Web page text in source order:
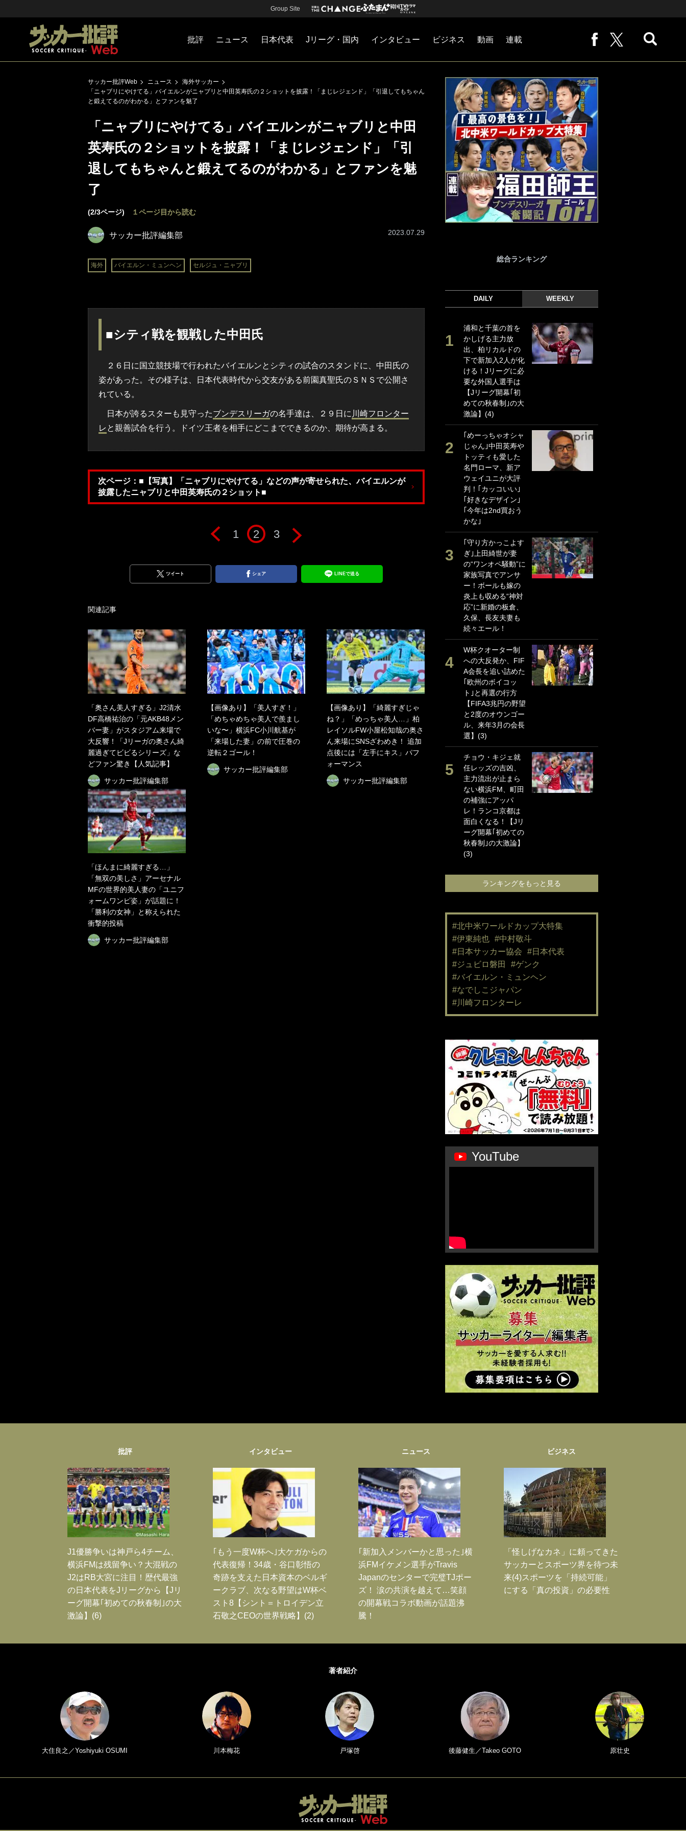
Group Site
批評 ニュース 日本代表 Jリーグ・国内 インタビュー ビジネス 動画 連載
サッカー批評Web ニュース
海外サッカー
「ニャブリにやけてる」バイエルンがニャブリと中田英寿氏の２ショットを披露！「まじレジェンド」「引退してもちゃん
と鍛えてるのがわかる」とファンを魅了
「ニャブリにやけてる」バイエルンがニャブリと中田
英寿氏の２ショットを披露！「まじレジェンド」「引
退してもちゃんと鍛えてるのがわかる」とファンを魅
了
(2/3ページ) １ページ目から読む
サッカー批評編集部
海外 バイエルン・ミュンヘン セルジュ・ニャブリ
2023.07.29
■シティ戦を観戦した中田氏
２６日に国立競技場で行われたバイエルンとシティの試合のスタンドに、中田氏の
姿があった。その様子は、日本代表時代から交友がある前園真聖氏のＳＮＳで公開さ
れている。
日本が誇るスターも見守ったブンデスリーガの名手達は、２９日に 川崎フロンター
レ と親善試合を行う。ドイツ王者を相手にどこまでできるのか、期待が高まる。
次ページ：■【写真】「ニャブリにやけてる」などの声が寄せられた、バイエルンが
披露したニャブリと中田英寿氏の２ショット■
1 2 3
ツイート シェア LINEで送る
関連記事
「奥さん美人すぎる」J2清水
DF高橋祐治の「元AKB48メン
バー妻」がスタジアム来場で
大反響！「Jリーガの奥さん綺
麗過ぎてビビるシリーズ」な
どファン驚き【人気記事】
サッカー批評編集部
【画像あり】「美人すぎ！」
「めちゃめちゃ美人で羨まし
いな〜」横浜FC小川航基が
「来場した妻」の前で圧巻の
逆転２ゴール！
サッカー批評編集部
【画像あり】「綺麗すぎじゃ
ね？」「めっちゃ美人…」柏
レイソルFW小屋松知哉の奥さ
ん来場にSNSざわめき！ 追加
点後には「左手にキス」パフ
ォーマンス
サッカー批評編集部
「ほんまに綺麗すぎる…」
「無双の美しさ」アーセナル
MFの世界的美人妻の「ユニフ
ォームワンピ姿」が話題に！
「勝利の女神」と称えられた
衝撃的投稿
サッカー批評編集部
総合ランキング
DAILY WEEKLY
浦和と千葉の首を
かしげる主力放
出、柏リカルドの
下で新加入2人が化
ける！Jリーグに必
要な外国人選手は
【Jリーグ開幕｢初
めての秋春制｣の大
激論】(4)
｢めーっちゃオシャ
じゃん｣中田英寿や
トッティも愛した
名門ローマ、新ア
ウェイユニが大評
判！｢カッコいい｣
｢好きなデザイン｣
｢今年は2nd買おう
かな｣
｢守り方かっこよす
ぎ｣上田綺世が妻
の“ワンオペ騒動”に
家族写真でアンサ
ー！ボールも嫁の
炎上も収める“神対
応”に新婚の板倉、
久保、長友夫妻も
続々エール！
W杯クオーター制
への大反発か、FIF
A会長を追い詰めた
｢欧州のボイコッ
ト｣と再選の行方
【FIFA3兆円の野望
と2度のオウンゴー
ル、来年3月の会長
選】(3)
チョウ・キジェ就
任レッズの吉凶、
主力流出が止まら
ない横浜FM、町田
の補強にアッパ
レ！ランコ京都は
面白くなる！【Jリ
ーグ開幕｢初めての
秋春制｣の大激論】
(3)
ランキングをもっと見る
#北中米ワールドカップ大特集
#伊東純也 #中村敬斗
#日本サッカー協会
#日本代表
#ジュビロ磐田
#ゲンク
#バイエルン・ミュンヘン
#なでしこジャパン
#川崎フロンターレ
YouTube
批評
J1優勝争いは神戸ら4チーム、
横浜FMは残留争い？大混戦の
J2はRB大宮に注目！歴代最強
の日本代表をJリーグから【Jリ
ーグ開幕｢初めての秋春制｣の大
激論】(6)
インタビュー
｢もう一度W杯へ｣大ケガからの
代表復帰！34歳・谷口彰悟の
奇跡を支えた日本資本のベルギ
ークラブ、次なる野望はW杯ベ
スト8【シント＝トロイデン立
石敬之CEOの世界戦略】(2)
ニュース
｢新加入メンバーかと思った｣横
浜FMイケメン選手がTravis
Japanのセンターで完璧TJポー
ズ！ 涙の共演を越えて…笑顔
の開幕戦コラボ動画が話題沸
騰！
ビジネス
「怪しげなカネ」に頼ってきた
サッカーとスポーツ界を待つ未
来(4)スポーツを「持続可能」
にする「真の投資」の必要性
著者紹介
大住良之／Yoshiyuki OSUMI 川本梅花 戸塚啓 後藤健生／Takeo GOTO 原壮史